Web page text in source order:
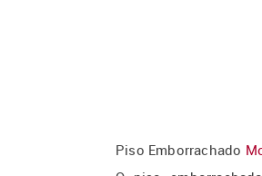
Piso Emborrachado